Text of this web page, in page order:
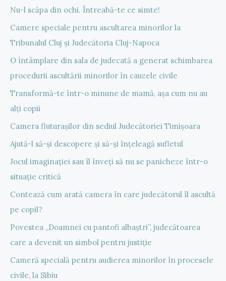
Nu-l scăpa din ochi. Întreabă-te ce simte!
Camere speciale pentru ascultarea minorilor la
Tribunalul Cluj și Judecătoria Cluj-Napoca
O întâmplare din sala de judecată a generat schimbarea
procedurii ascultării minorilor în cauzele civile
Transformă-te într-o minune de mamă, așa cum nu au
alți copii
Camera fluturașilor din sediul Judecătoriei Timișoara
Ajută-l să-și descopere și să-și înțeleagă sufletul
Jocul imaginației sau îl înveți să nu se panicheze într-o
situație critică
Contează cum arată camera în care judecătorul îl ascultă
pe copil?
Povestea „Doamnei cu pantofi albaștri”, judecătoarea
care a devenit un simbol pentru justiție
Cameră specială pentru audierea minorilor în procesele
civile, la Sibiu